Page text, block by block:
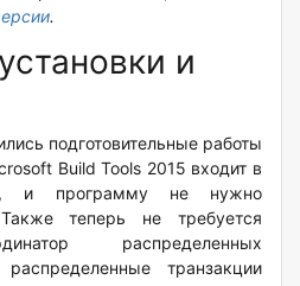
.
и
подготовительные работы
Build Tools 2015 входит в
и программу не нужно
теперь не требуется
распределенных
транзакции